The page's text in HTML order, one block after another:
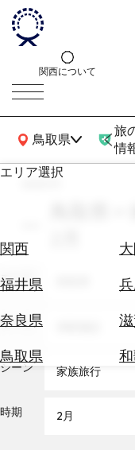
関西について
鳥取県
関西広域MAP
旅
情
エリア選択
関西
福井県
奈良県
鳥取県
エ
券
テ
を
search
鳥取県
エリア
テーマ
シーン 家族旅行
時期 2月